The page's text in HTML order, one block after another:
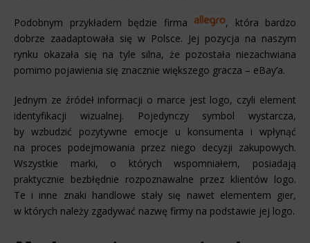
Podobnym przykładem będzie firma
, która bardzo
dobrze zaadaptowała się w Polsce. Jej pozycja na naszym
rynku okazała się na tyle silna, że pozostała niezachwiana
pomimo pojawienia się znacznie większego gracza – eBay’a.
Jednym ze źródeł informacji o marce jest logo, czyli element
identyfikacji wizualnej. Pojedynczy symbol wystarcza,
by wzbudzić pozytywne emocje u konsumenta i wpłynąć
na proces podejmowania przez niego decyzji zakupowych.
Wszystkie marki, o których wspomniałem, posiadają
praktycznie bezbłędnie rozpoznawalne przez klientów logo.
Te i inne znaki handlowe stały się nawet elementem gier,
w których należy zgadywać nazwę firmy na podstawie jej logo.